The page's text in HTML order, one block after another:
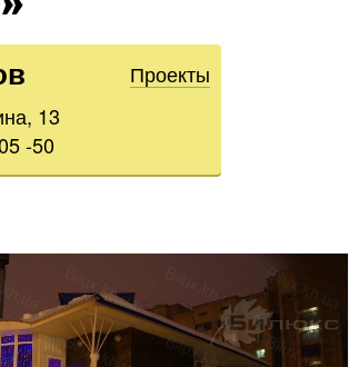
Проекты
13
-50